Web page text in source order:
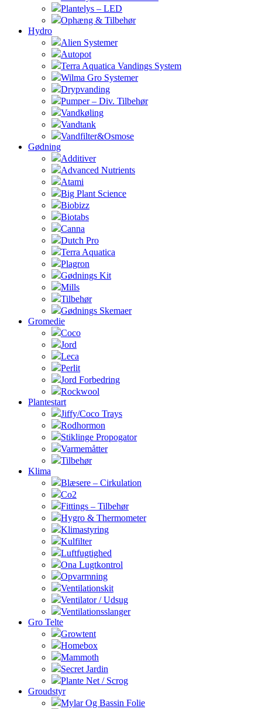
Plantelys – LED
Ophæng & Tilbehør
Hydro
Alien Systemer
Autopot
Terra Aquatica Vandings System
Wilma Gro Systemer
Drypvanding
Pumper – Div. Tilbehør
Vandkøling
Vandtank
Vandfilter&Osmose
Gødning
Additiver
Advanced Nutrients
Atami
Big Plant Science
Biobizz
Biotabs
Canna
Dutch Pro
Terra Aquatica
Plagron
Gødnings Kit
Mills
Tilbehør
Gødnings Skemaer
Gromedie
Coco
Jord
Leca
Perlit
Jord Forbedring
Rockwool
Plantestart
Jiffy/Coco Trays
Rodhormon
Stiklinge Propogator
Varmemåtter
Tilbehør
Klima
Blæsere – Cirkulation
Co2
Fittings – Tilbehør
Hygro & Thermometer
Klimastyring
Kulfilter
Luftfugtighed
Ona Lugtkontrol
Opvarmning
Ventilationskit
Ventilator / Udsug
Ventilationsslanger
Gro Telte
Growtent
Homebox
Mammoth
Secret Jardin
Plante Net / Scrog
Groudstyr
Mylar Og Bassin Folie